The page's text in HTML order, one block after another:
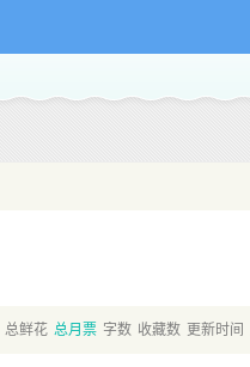
总鲜花 总月票 字数 收藏数 更新时间